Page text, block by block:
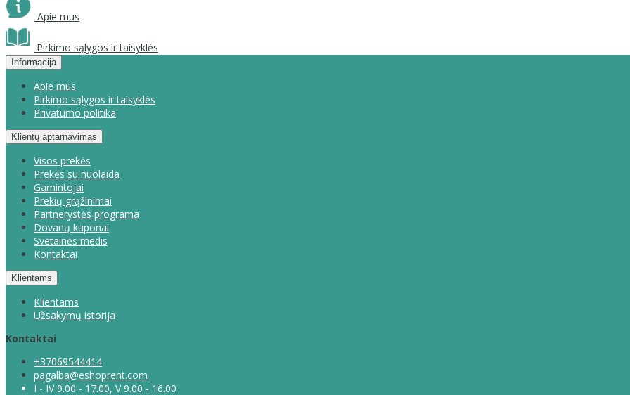
Apie mus
Pirkimo sąlygos ir taisyklės
Informacija
Apie mus
Pirkimo sąlygos ir taisyklės
Privatumo politika
Klientų aptarnavimas
Visos prekės
Prekės su nuolaida
Gamintojai
Prekių grąžinimai
Partnerystės programa
Dovanų kuponai
Svetainės medis
Kontaktai
Klientams
Klientams
Užsakymų istorija
Kontaktai
+37069544414
pagalba@eshoprent.com
I - IV 9.00 - 17.00, V 9.00 - 16.00